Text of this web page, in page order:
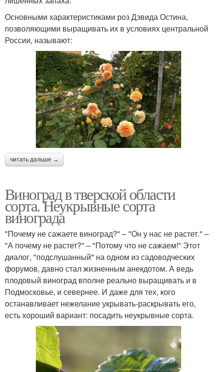
Основными характеристиками роз Дэвида Остина,
позволяющими выращивать их в условиях центральной
России, называют:
читать дальше →
Виноград в тверской области
сорта. Неукрывные сорта
винограда
"Почему не сажаете виноград?" – "Он у нас не растет." –
"А почему не растет?" – "Потому что не сажаем!" Этот
диалог, "подслушанный" на одном из садоводческих
форумов, давно стал жизненным анекдотом. А ведь
плодовый виноград вполне реально выращивать и в
Подмосковье, и севернее. И даже для тех, кого
останавливает нежелание укрывать-раскрывать его,
есть хороший вариант: посадить неукрывные сорта.